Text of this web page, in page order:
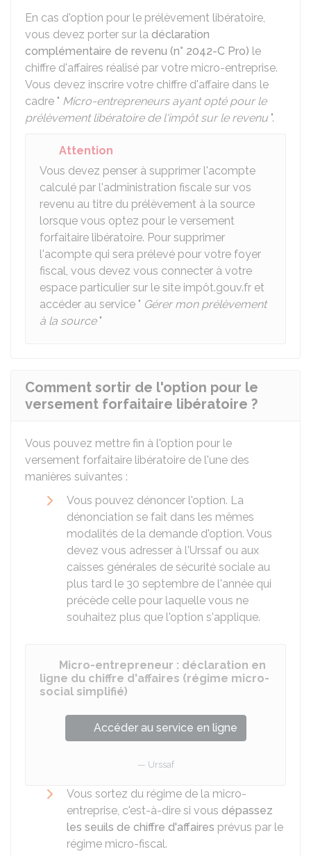
En cas d'option pour le prélèvement libératoire,
vous devez porter sur la déclaration
complémentaire de revenu (n° 2042-C Pro) le
chiffre d'affaires réalisé par votre micro-entreprise.
Vous devez inscrire votre chiffre d'affaire dans le
cadre " Micro-entrepreneurs ayant opté pour le
prélèvement libératoire de l'impôt sur le revenu ".
Attention
Vous devez penser à supprimer l'acompte
calculé par l'administration fiscale sur vos
revenu au titre du prélèvement à la source
lorsque vous optez pour le versement
forfaitaire libératoire. Pour supprimer
l'acompte qui sera prélevé pour votre foyer
fiscal, vous devez vous connecter à votre
espace particulier sur le site impôt.gouv.fr et
accéder au service " Gérer mon prélèvement
à la source"
Comment sortir de l'option pour le
versement forfaitaire libératoire ?
Vous pouvez mettre fin à l'option pour le
versement forfaitaire libératoire de l'une des
manières suivantes :
Vous pouvez dénoncer l'option. La
dénonciation se fait dans les mêmes
modalités de la demande d'option. Vous
devez vous adresser à l'Urssaf ou aux
caisses générales de sécurité sociale au
plus tard le 30 septembre de l'année qui
précède celle pour laquelle vous ne
souhaitez plus que l'option s'applique.
Micro-entrepreneur : déclaration en
ligne du chiffre d'affaires (régime micro-
social simplifié)
Accéder au service en ligne
Urssaf
Vous sortez du régime de la micro-
entreprise, c'est-à-dire si vous dépassez
les seuils de chiffre d'affaires prévus par le
régime micro-fiscal.